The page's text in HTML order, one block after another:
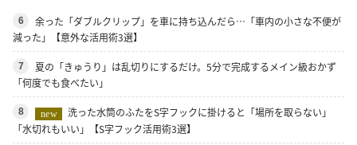
6
余った「ダブルクリップ」を車に持ち込んだら…「車内の小さな不便が
減った」【意外な活用術3選】
7
夏の「きゅうり」は乱切りにするだけ。5分で完成するメイン級おかず
「何度でも食べたい」
8 new
洗った水筒のふたをS字フックに掛けると「場所を取らない」
「水切れもいい」【S字フック活用術3選】